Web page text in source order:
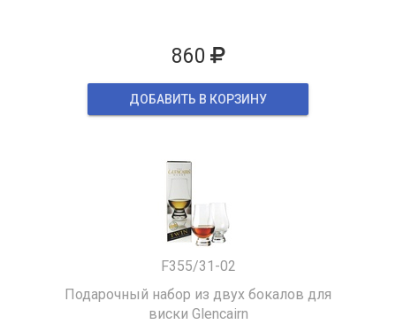
860
ДОБАВИТЬ В КОРЗИНУ
F355/31-02
Подарочный набор из двух бокалов для
виски Glencairn